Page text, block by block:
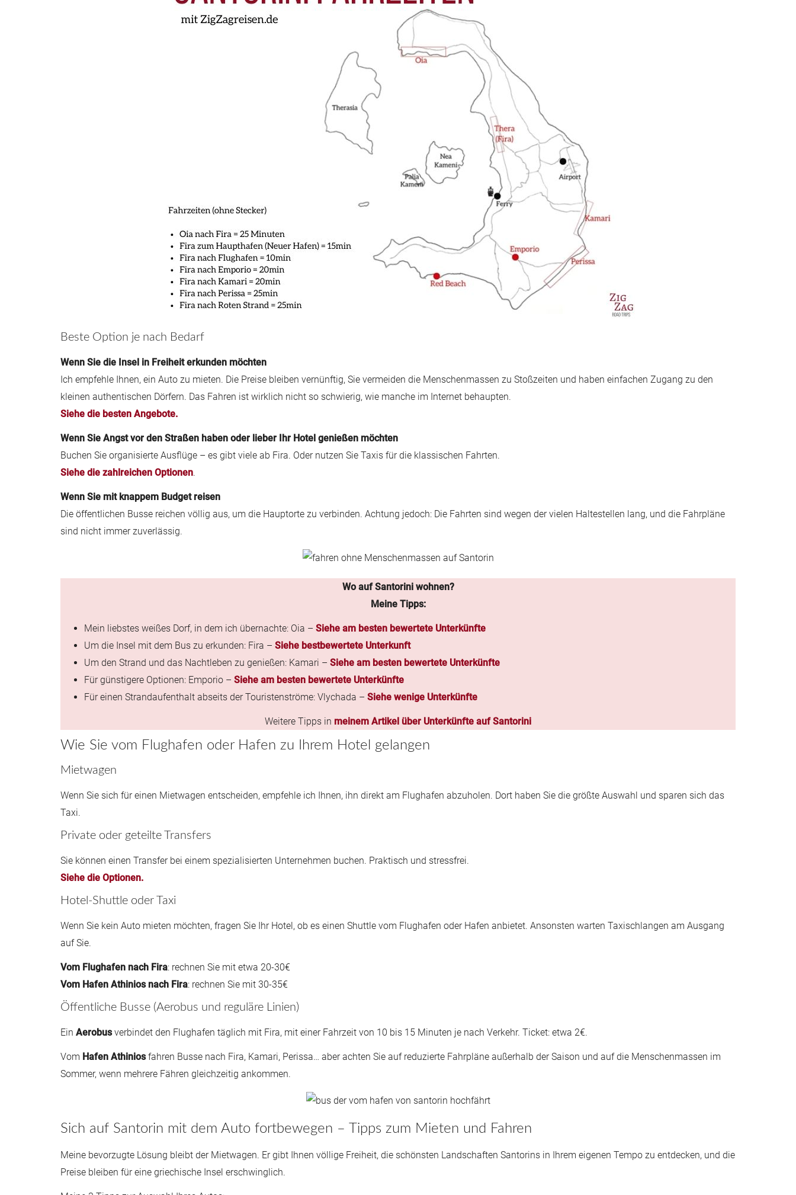
Beste Option je nach Bedarf
Wenn Sie die Insel in Freiheit erkunden möchten
Ich empfehle Ihnen, ein Auto zu mieten. Die Preise bleiben vernünftig, Sie vermeiden die Menschenmassen zu Stoßzeiten und haben einfachen Zugang zu den
kleinen authentischen Dörfern. Das Fahren ist wirklich nicht so schwierig, wie manche im Internet behaupten.
Siehe die besten Angebote.
Wenn Sie Angst vor den Straßen haben oder lieber Ihr Hotel genießen möchten
Buchen Sie organisierte Ausflüge – es gibt viele ab Fira. Oder nutzen Sie Taxis für die klassischen Fahrten.
Siehe die zahlreichen Optionen.
Wenn Sie mit knappem Budget reisen
Die öffentlichen Busse reichen völlig aus, um die Hauptorte zu verbinden. Achtung jedoch: Die Fahrten sind wegen der vielen Haltestellen lang, und die Fahrpläne
sind nicht immer zuverlässig.
Wo auf Santorini wohnen?
Meine Tipps:
Mein liebstes weißes Dorf, in dem ich übernachte: Oia – Siehe am besten bewertete Unterkünfte
Um die Insel mit dem Bus zu erkunden: Fira – Siehe bestbewertete Unterkunft
Um den Strand und das Nachtleben zu genießen: Kamari – Siehe am besten bewertete Unterkünfte
Für günstigere Optionen: Emporio – Siehe am besten bewertete Unterkünfte
Für einen Strandaufenthalt abseits der Touristenströme: Vlychada – Siehe wenige Unterkünfte
Weitere Tipps in meinem Artikel über Unterkünfte auf Santorini
Wie Sie vom Flughafen oder Hafen zu Ihrem Hotel gelangen
Mietwagen
Wenn Sie sich für einen Mietwagen entscheiden, empfehle ich Ihnen, ihn direkt am Flughafen abzuholen. Dort haben Sie die größte Auswahl und sparen sich das
Taxi.
Private oder geteilte Transfers
Sie können einen Transfer bei einem spezialisierten Unternehmen buchen. Praktisch und stressfrei.
Siehe die Optionen.
Hotel-Shuttle oder Taxi
Wenn Sie kein Auto mieten möchten, fragen Sie Ihr Hotel, ob es einen Shuttle vom Flughafen oder Hafen anbietet. Ansonsten warten Taxischlangen am Ausgang
auf Sie.
Vom Flughafen nach Fira: rechnen Sie mit etwa 20-30€
Vom Hafen Athinios nach Fira: rechnen Sie mit 30-35€
Öffentliche Busse (Aerobus und reguläre Linien)
Ein Aerobusverbindet den Flughafen täglich mit Fira, mit einer Fahrzeit von 10 bis 15 Minuten je nach Verkehr. Ticket: etwa 2€.
Vom Hafen Athiniosfahren Busse nach Fira, Kamari, Perissa… aber achten Sie auf reduzierte Fahrpläne außerhalb der Saison und auf die Menschenmassen im
Sommer, wenn mehrere Fähren gleichzeitig ankommen.
Sich auf Santorin mit dem Auto fortbewegen – Tipps zum Mieten und Fahren
Meine bevorzugte Lösung bleibt der Mietwagen. Er gibt Ihnen völlige Freiheit, die schönsten Landschaften Santorins in Ihrem eigenen Tempo zu entdecken, und die
Preise bleiben für eine griechische Insel erschwinglich.